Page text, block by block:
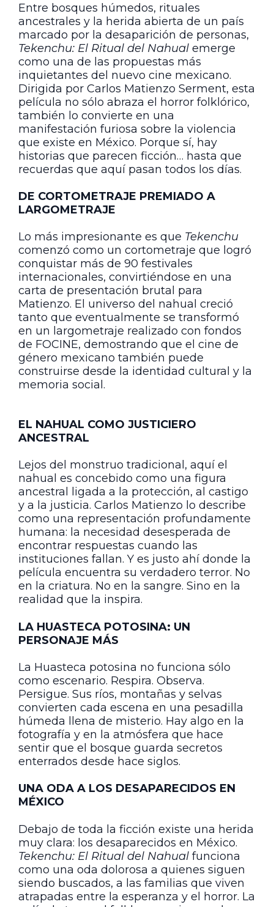
Entre bosques húmedos, rituales
ancestrales y la herida abierta de un país
marcado por la desaparición de personas,
Tekenchu: El Ritual del Nahual emerge
como una de las propuestas más
inquietantes del nuevo cine mexicano.
Dirigida por Carlos Matienzo Serment, esta
película no sólo abraza el horror folklórico,
también lo convierte en una
manifestación furiosa sobre la violencia
que existe en México. Porque sí, hay
historias que parecen ficción… hasta que
recuerdas que aquí pasan todos los días.
DE CORTOMETRAJE PREMIADO A
LARGOMETRAJE
Lo más impresionante es que Tekenchu
comenzó como un cortometraje que logró
conquistar más de 90 festivales
internacionales, convirtiéndose en una
carta de presentación brutal para
Matienzo. El universo del nahual creció
tanto que eventualmente se transformó
en un largometraje realizado con fondos
de FOCINE, demostrando que el cine de
género mexicano también puede
construirse desde la identidad cultural y la
memoria social.
EL NAHUAL COMO JUSTICIERO
ANCESTRAL
Lejos del monstruo tradicional, aquí el
nahual es concebido como una figura
ancestral ligada a la protección, al castigo
y a la justicia. Carlos Matienzo lo describe
como una representación profundamente
humana: la necesidad desesperada de
encontrar respuestas cuando las
instituciones fallan. Y es justo ahí donde la
película encuentra su verdadero terror. No
en la criatura. No en la sangre. Sino en la
realidad que la inspira.
LA HUASTECA POTOSINA: UN
PERSONAJE MÁS
La Huasteca potosina no funciona sólo
como escenario. Respira. Observa.
Persigue. Sus ríos, montañas y selvas
convierten cada escena en una pesadilla
húmeda llena de misterio. Hay algo en la
fotografía y en la atmósfera que hace
sentir que el bosque guarda secretos
enterrados desde hace siglos.
UNA ODA A LOS DESAPARECIDOS EN
MÉXICO
Debajo de toda la ficción existe una herida
muy clara: los desaparecidos en México.
Tekenchu: El Ritual del Nahual funciona
como una oda dolorosa a quienes siguen
siendo buscados, a las familias que viven
atrapadas entre la esperanza y el horror. La